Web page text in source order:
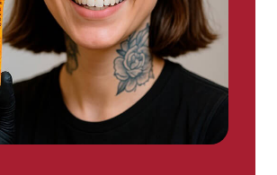
gewählt
werden